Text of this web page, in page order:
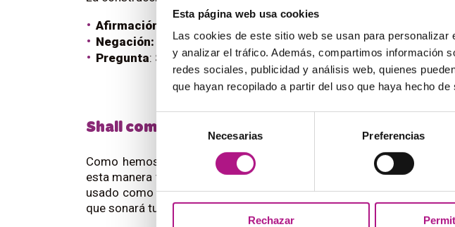
Esta página web usa cookies
Las cookies de este sitio web se usan para
y analizar el tráfico. Además, compartimos información
redes sociales, publicidad y análisis web, quienes
que hayan recopilado a partir del uso que haya hecho
de
consentimiento
Necesarias Preferencias
Rechazar
Afirmación:
Negación:
Sujeto + shall not (shan’t) + verbo infinitivo sin to +
Pregunta: Shall + sujeto + verbo infinitivo sin to +resto de oración
Shall como futuro
Como hemos dicho, es mejor desterrar la explicación de que el
esta manera vas a evitar equivocarte. A pesar de esto, hay que
usado como una forma de futuro en inglés arcaico. Así que si lo
que sonará tu discurso.